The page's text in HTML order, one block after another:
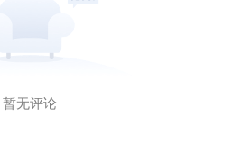
暂无评论